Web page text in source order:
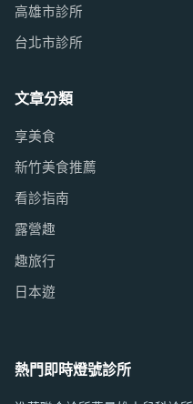
高雄市診所
台北市診所
文章分類
享美食
新竹美食推薦
看診指南
露營趣
趣旅行
日本遊
熱門即時燈號診所